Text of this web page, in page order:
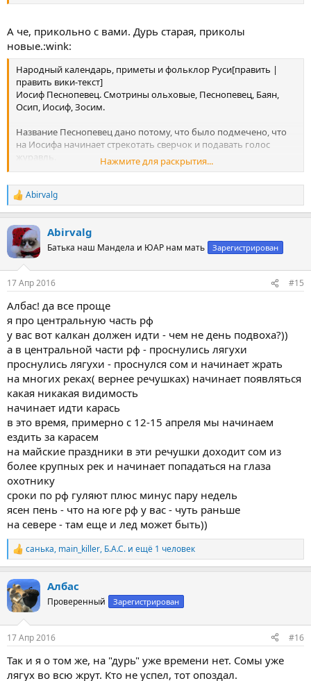
А че, прикольно с вами. Дурь старая, приколы
новые.:wink:
Народный календарь, приметы и фольклор Руси[править |
править вики-текст]
Иосиф Песнопевец. Смотрины ольховые, Песнопевец, Баян,
Осип, Иосиф, Зосим.
Название Песнопевец дано потому, что было подмечено, что
на Иосифа начинает стрекотать сверчок и подавать голос
журавль.
В старину, на Руси выходили в этот день из домов, обращались
к журавлям как к борцам со злом и защитникам от нечисти[9].
Коли сверчок кричит — время пахать под рожь.
Время зацветать ольхе[10].
Нажмите для раскрытия...
Р
е
к
ц
и
Abirvalg
Abirvalg
Батька наш Мандела и ЮАР нам мать Зарегистрирован
17 Апр 2016 #15
Албас! да все проще
я про центральную часть рф
у вас вот калкан должен идти - чем не день подвоха?))
а в центральной части рф - проснулись лягухи
проснулись лягухи - проснулся сом и начинает жрать
на многих реках( вернее речушках) начинает появляться
какая никакая видимость
начинает идти карась
в это время, примерно с 12-15 апреля мы начинаем
ездить за карасем
на майские праздники в эти речушки доходит сом из
более крупных рек и начинает попадаться на глаза
охотнику
сроки по рф гуляют плюс минус пару недель
ясен пень - что на юге рф у вас - чуть раньше
на севере - там еще и лед может быть))
Р
е
к
ц
и
санька, main_killer, Б.А.С. и ещё 1 человек
Албас
Проверенный Зарегистрирован
17 Апр 2016 #16
Так и я о том же, на "дурь" уже времени нет. Сомы уже
лягух во всю жрут. Кто не успел, тот опоздал.